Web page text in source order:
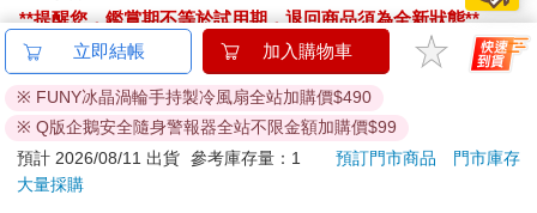
**提醒您，鑑賞期不等於試用期，退回商品須為全新狀態**
依據「消費者保護法」第19條及行政院消費者保護處公告之
「通訊交易解除權合理例外情事適用準則」，以下商品購買
後，除商品本身有瑕疵外，將不提供7天的猶豫期：
易於腐敗、保存期限較短或解約時即將逾期。（如：生
鮮食品）
依消費者要求所為之客製化給付。（客製化商品）
立即結帳 加入購物車
※ FUNY冰晶渦輪手持製冷風扇全站加購價$490
※ Q版企鵝安全隨身警報器全站不限金額加購價$99
預計 2026/08/11 出貨 參考庫存量：1 預訂門市商品
門市庫存
大量採購